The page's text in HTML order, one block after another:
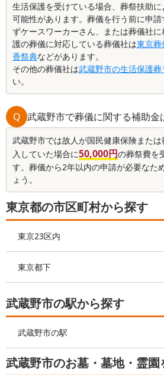
生活保護を受けている場合、葬祭扶助
可能性があります。葬儀を行う前に申
ずケースワーカーさん、または葬儀社
護の葬儀に対応している葬儀社は東京葬
香祭典などがあります。
その他の葬儀社は武蔵野市の生活保護
い。
Q 武蔵野市で葬儀に関する補助金
武蔵野市では故人が国民健康保険また
入していた場合に50,000円の葬祭費を
す。葬儀から2年以内の申請が必要なた
ょう。
東京都の市区町村から探す
東京23区内
東京都下
武蔵野市の駅から探す
武蔵野市の駅
武蔵野市のお墓・墓地・霊園